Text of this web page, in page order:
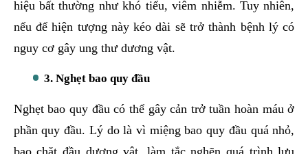
hiệu bất thường như khó tiểu, viêm nhiễm. Tuy nhiên,
nếu để hiện tượng này kéo dài sẽ trở thành bệnh lý có
nguy cơ gây ung thư dương vật.
3. Nghẹt bao quy đầu
Nghẹt bao quy đầu có thể gây cản trở tuần hoàn máu ở
phần quy đầu. Lý do là vì miệng bao quy đầu quá nhỏ,
bao chặt đầu dương vật, làm tắc nghẽn quá trình lưu